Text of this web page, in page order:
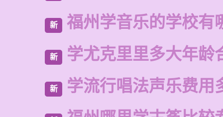
新 福州学音乐的学校有
新 学尤克里里多大年龄
新 学流行唱法声乐费用